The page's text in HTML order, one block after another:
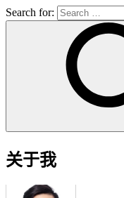
Search for:
关于我